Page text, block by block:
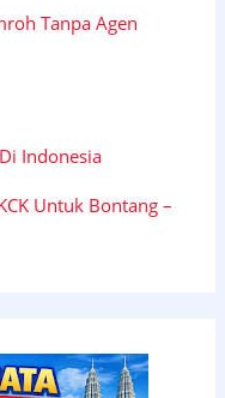
Tanpa Agen
Indonesia
Untuk Bontang –